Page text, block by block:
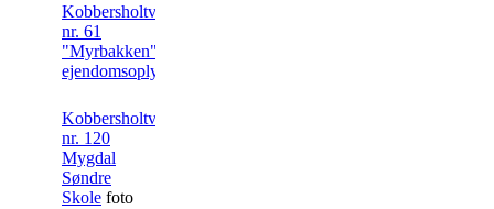
Kobbersholtvej
nr. 61
"Myrbakken"
ejendomsoplysning
Kobbersholtvej
nr. 120
Mygdal
Søndre
Skole foto